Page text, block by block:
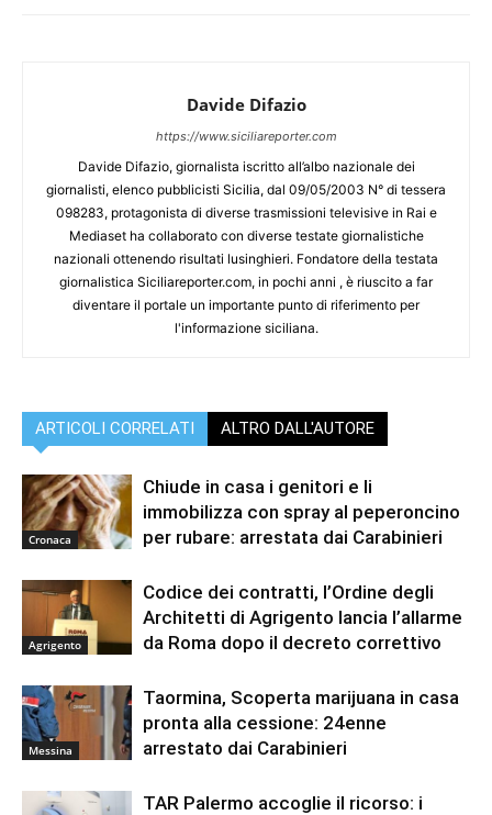
Davide Difazio
https://www.siciliareporter.com
Davide Difazio, giornalista iscritto all’albo nazionale dei
giornalisti, elenco pubblicisti Sicilia, dal 09/05/2003 N° di tessera
098283, protagonista di diverse trasmissioni televisive in Rai e
Mediaset ha collaborato con diverse testate giornalistiche
nazionali ottenendo risultati lusinghieri. Fondatore della testata
giornalistica Siciliareporter.com, in pochi anni , è riuscito a far
diventare il portale un importante punto di riferimento per
l'informazione siciliana.
ARTICOLI CORRELATI ALTRO DALL'AUTORE
Cronaca
Chiude in casa i genitori e li
immobilizza con spray al peperoncino
per rubare: arrestata dai Carabinieri
Agrigento
Codice dei contratti, l’Ordine degli
Architetti di Agrigento lancia l’allarme
da Roma dopo il decreto correttivo
Messina
Taormina, Scoperta marijuana in casa
pronta alla cessione: 24enne
arrestato dai Carabinieri
TAR Palermo accoglie il ricorso: i